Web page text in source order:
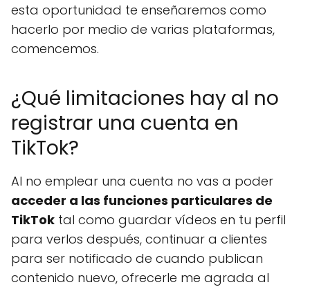
esta oportunidad te enseñaremos como
hacerlo por medio de varias plataformas,
comencemos.
¿Qué limitaciones hay al no
registrar una cuenta en
TikTok?
Al no emplear una cuenta no vas a poder
acceder a las funciones particulares de
TikTok tal como guardar vídeos en tu perfil
para verlos después, continuar a clientes
para ser notificado de cuando publican
contenido nuevo, ofrecerle me agrada al